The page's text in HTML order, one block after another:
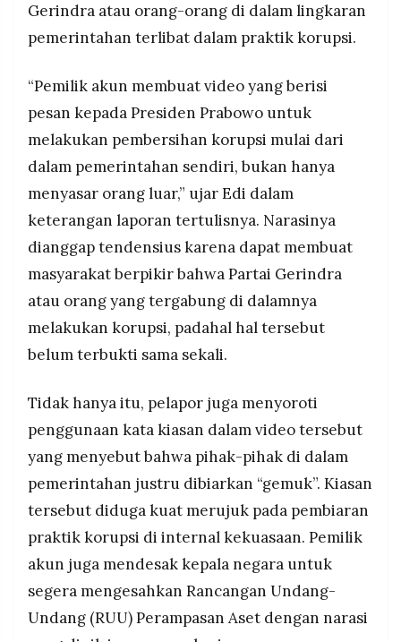
Gerindra atau orang-orang di dalam lingkaran
pemerintahan terlibat dalam praktik korupsi.
“Pemilik akun membuat video yang berisi
pesan kepada Presiden Prabowo untuk
melakukan pembersihan korupsi mulai dari
dalam pemerintahan sendiri, bukan hanya
menyasar orang luar,” ujar Edi dalam
keterangan laporan tertulisnya. Narasinya
dianggap tendensius karena dapat membuat
masyarakat berpikir bahwa Partai Gerindra
atau orang yang tergabung di dalamnya
melakukan korupsi, padahal hal tersebut
belum terbukti sama sekali.
Tidak hanya itu, pelapor juga menyoroti
penggunaan kata kiasan dalam video tersebut
yang menyebut bahwa pihak-pihak di dalam
pemerintahan justru dibiarkan “gemuk”. Kiasan
tersebut diduga kuat merujuk pada pembiaran
praktik korupsi di internal kekuasaan. Pemilik
akun juga mendesak kepala negara untuk
segera mengesahkan Rancangan Undang-
Undang (RUU) Perampasan Aset dengan narasi